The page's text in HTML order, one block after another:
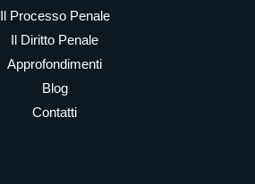
Il Processo Penale
Il Diritto Penale
Approfondimenti
Blog
Contatti